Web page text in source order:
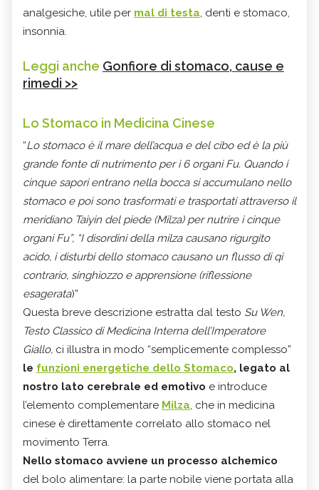
analgesiche, utile per mal di testa, denti e stomaco,
insonnia.
Leggi anche Gonfiore di stomaco, cause e
rimedi >>
Lo Stomaco in Medicina Cinese
“Lo stomaco è il mare dell’acqua e del cibo ed è la più
grande fonte di nutrimento per i 6 organi Fu. Quando i
cinque sapori entrano nella bocca si accumulano nello
stomaco e poi sono trasformati e trasportati attraverso il
meridiano Taiyin del piede (Milza) per nutrire i cinque
organi Fu”, “I disordini della milza causano rigurgito
acido, i disturbi dello stomaco causano un flusso di qi
contrario, singhiozzo e apprensione (riflessione
esagerata)”
Questa breve descrizione estratta dal testo Su Wen,
Testo Classico di Medicina Interna dell’Imperatore
Giallo, ci illustra in modo “semplicemente complesso”
le funzioni energetiche dello Stomaco, legato al
nostro lato cerebrale ed emotivo e introduce
l’elemento complementare Milza, che in medicina
cinese è direttamente correlato allo stomaco nel
movimento Terra.
Nello stomaco avviene un processo alchemico
del bolo alimentare: la parte nobile viene portata alla